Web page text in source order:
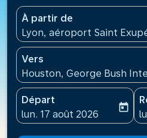
À partir de
Lyon, aéroport Saint
Vers
Houston, George Bush
Départ
fc-booking-departure-
lun. 17 août 2026
today